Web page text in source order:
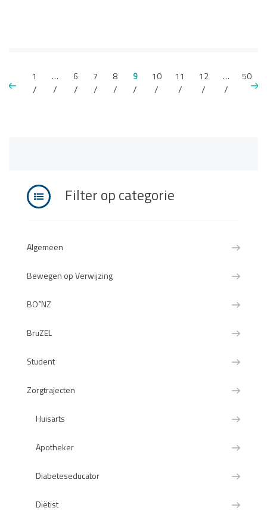
1 … 6 7 8 9 10 11 12 … 50
Filter op categorie
Algemeen
Bewegen op Verwijzing
BO³NZ
BruZEL
Student
Zorgtrajecten
Huisarts
Apotheker
Diabeteseducator
Diëtist